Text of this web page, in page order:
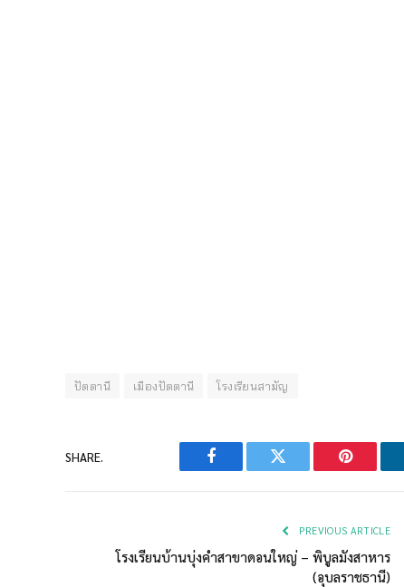
ปัตตานี เมืองปัตตานี โรงเรียนสามัญ
SHARE.
Facebook Twitter Pinterest
PREVIOUS ARTICLE
โรงเรียนบ้านบุ่งคำสาขาดอนใหญ่ – พิบูลมังสาหาร
(อุบลราชธานี)